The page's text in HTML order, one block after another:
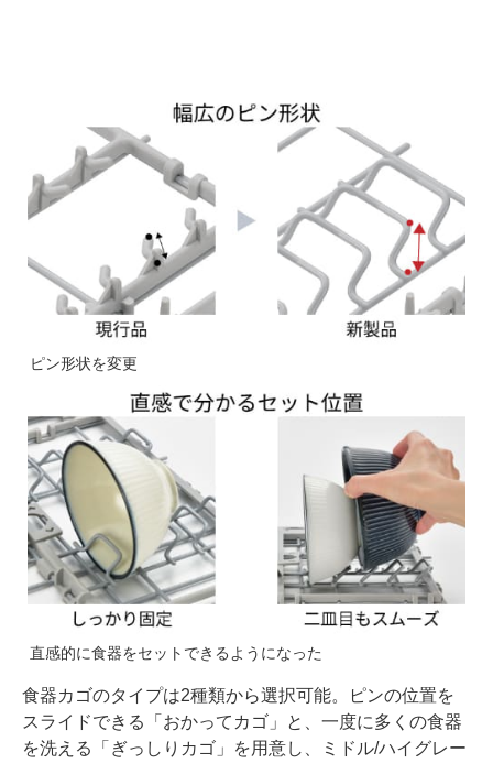
ピン形状を変更
直感的に食器をセットできるようになった
食器カゴのタイプは2種類から選択可能。ピンの位置を
スライドできる「おかってカゴ」と、一度に多くの食器
を洗える「ぎっしりカゴ」を用意し、ミドル/ハイグレー